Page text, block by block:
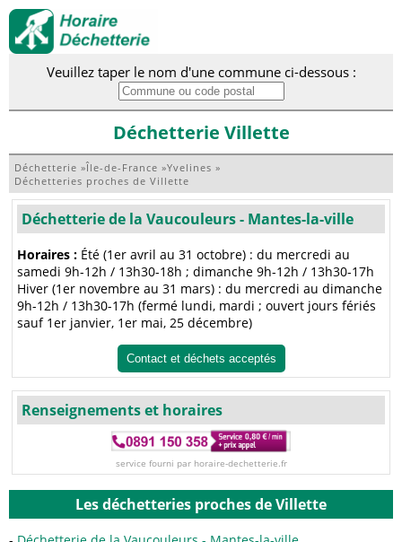
Veuillez taper le nom d'une commune ci-dessous :
Déchetterie Villette
Déchetterie »Île-de-France »Yvelines »
Déchetteries proches de Villette
Déchetterie de la Vaucouleurs - Mantes-la-ville
Horaires : Été (1er avril au 31 octobre) : du mercredi au
samedi 9h-12h / 13h30-18h ; dimanche 9h-12h / 13h30-17h
Hiver (1er novembre au 31 mars) : du mercredi au dimanche
9h-12h / 13h30-17h (fermé lundi, mardi ; ouvert jours fériés
sauf 1er janvier, 1er mai, 25 décembre)
Contact et déchets acceptés
Renseignements et horaires
service fourni par horaire-dechetterie.fr
Les déchetteries proches de Villette